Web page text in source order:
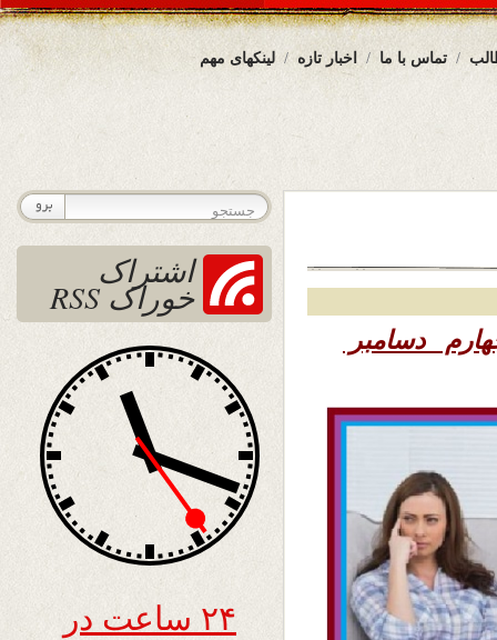
لینکهای مهم اخبار تازه تماس با ما
چهارم دسامبر
اشتراک
خوراک RSS
۲۴ ساعت در